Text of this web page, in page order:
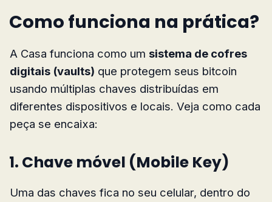
Como funciona na prática?
A Casa funciona como um sistema de cofres
digitais (vaults) que protegem seus bitcoin
usando múltiplas chaves distribuídas em
diferentes dispositivos e locais. Veja como cada
peça se encaixa:
1. Chave móvel (Mobile Key)
Uma das chaves fica no seu celular, dentro do